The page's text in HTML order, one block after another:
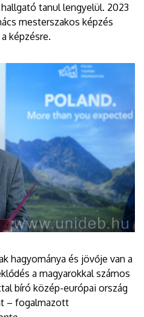
tanul lengyelül. 2023
mesterszakos képzés
képzésre.
hagyománya és jövője van a
a magyarokkal számos
bíró közép-európai ország
– fogalmazott